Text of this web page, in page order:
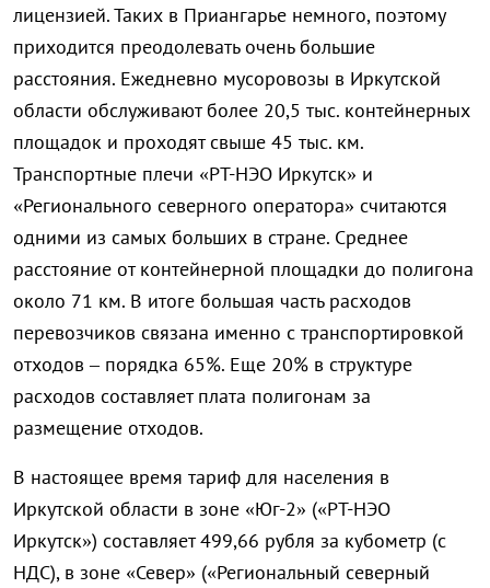
лицензией. Таких в Приангарье немного, поэтому
приходится преодолевать очень большие
расстояния. Ежедневно мусоровозы в Иркутской
области обслуживают более 20,5 тыс. контейнерных
площадок и проходят свыше 45 тыс. км.
Транспортные плечи «РТ-НЭО Иркутск» и
«Регионального северного оператора» считаются
одними из самых больших в стране. Среднее
расстояние от контейнерной площадки до полигона
около 71 км. В итоге большая часть расходов
перевозчиков связана именно с транспортировкой
отходов – порядка 65%. Еще 20% в структуре
расходов составляет плата полигонам за
размещение отходов.
В настоящее время тариф для населения в
Иркутской области в зоне «Юг-2» («РТ-НЭО
Иркутск») составляет 499,66 рубля за кубометр (с
НДС), в зоне «Север» («Региональный северный